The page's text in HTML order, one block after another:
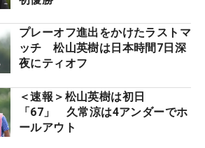
プレーオフ進出をかけたラストマ
ッチ 松山英樹は日本時間7日深
夜にティオフ
＜速報＞松山英樹は初日
「67」 久常涼は4アンダーでホ
ールアウト